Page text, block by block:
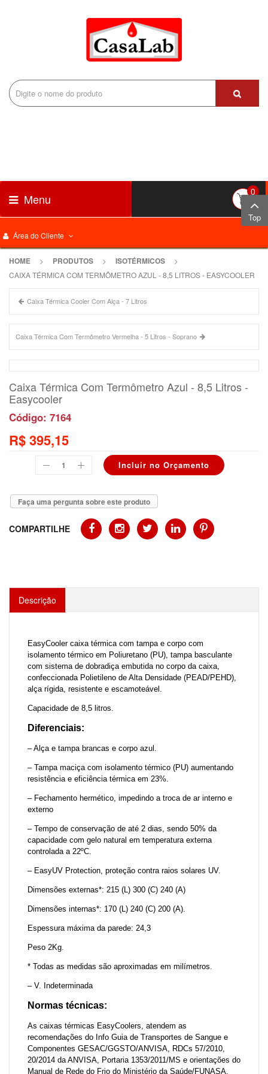
Área do Cliente
Menu 0
HOME > PRODUTOS > ISOTÉRMICOS
>
CAIXA TÉRMICA COM TERMÔMETRO AZUL - 8,5 LITROS - EASYCOOLER
Caixa Térmica Cooler Com Alça - 7 Litros
Caixa Térmica Com Termômetro Vermelha - 5 Litros - Soprano
Caixa Térmica Com Termômetro Azul - 8,5 Litros -
Easycooler
Código: 7164
R$ 395,15
Faça uma pergunta sobre este produto
COMPARTILHE
Descrição
EasyCooler caixa térmica com tampa e corpo com
isolamento térmico em Poliuretano (PU), tampa basculante
com sistema de dobradiça embutida no corpo da caixa,
confeccionada Polietileno de Alta Densidade (PEAD/PEHD),
alça rígida, resistente e escamoteável.
Capacidade de 8,5 litros.
Diferenciais:
– Alça e tampa brancas e corpo azul.
– Tampa maciça com isolamento térmico (PU) aumentando
resistência e eficiência térmica em 23%.
– Fechamento hermético, impedindo a troca de ar interno e
externo
– Tempo de conservação de até 2 dias, sendo 50% da
capacidade com gelo natural em temperatura externa
controlada a 22ºC.
– EasyUV Protection, proteção contra raios solares UV.
Dimensões externas*: 215 (L) 300 (C) 240 (A)
Dimensões internas*: 170 (L) 240 (C) 200 (A).
Espessura máxima da parede: 24,3
Peso 2Kg.
* Todas as medidas são aproximadas em milímetros.
– V. Indeterminada
Normas técnicas:
As caixas térmicas EasyCoolers, atendem as
recomendações do Info Guia de Transportes de Sangue e
Componentes GESAC/GGSTO/ANVISA, RDCs 57/2010,
20/2014 da ANVISA, Portaria 1353/2011/MS e orientações do
Manual de Rede do Frio do Ministério da Saúde/FUNASA.
Top